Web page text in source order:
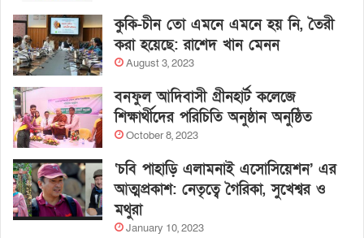
কুকি-চীন তো এমনে এমনে হয় নি, তৈরী
করা হয়েছে: রাশেদ খান মেনন
August 3, 2023
বনফুল আদিবাসী গ্রীনহার্ট কলেজে
শিক্ষার্থীদের পরিচিতি অনুষ্ঠান অনুষ্ঠিত
October 8, 2023
‘চবি পাহাড়ি এলামনাই এসোসিয়েশন’ এর
আত্মপ্রকাশ: নেতৃত্বে গৈরিকা, সুখেশ্বর ও
মথুরা
January 10, 2023